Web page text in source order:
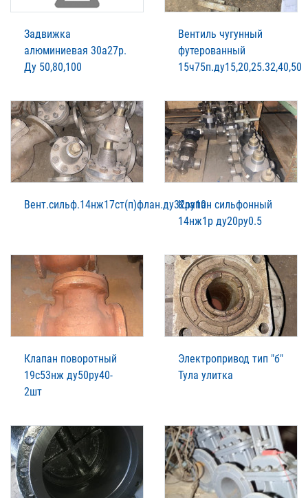
Задвижка
алюминиевая 30а27р.
Ду 50,80,100
Вентиль чугунный
футерованный
15ч75п.ду15,20,25.32,40,50
Вент.сильф.14нж17ст(п)флан.ду32ру10Клапан сильфонный
14нж1р ду20ру0.5
Клапан поворотный
19с53нж ду50ру40-
2шт
Электропривод тип "б"
Тула улитка